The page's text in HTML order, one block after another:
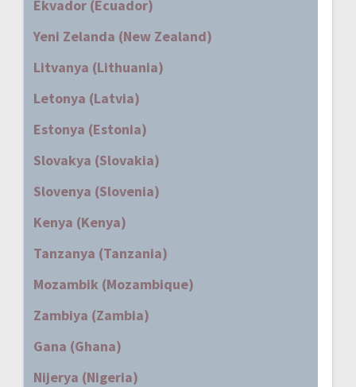
Ekvador (Ecuador)
Yeni Zelanda (New Zealand)
Litvanya (Lithuania)
Letonya (Latvia)
Estonya (Estonia)
Slovakya (Slovakia)
Slovenya (Slovenia)
Kenya (Kenya)
Tanzanya (Tanzania)
Mozambik (Mozambique)
Zambiya (Zambia)
Gana (Ghana)
Nijerya (Nigeria)